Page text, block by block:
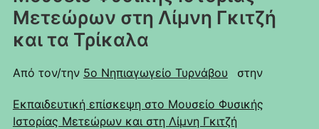
Μετεώρων στη Λίμνη Γκιτζή
και τα Τρίκαλα
Από τον/την 5ο Νηπιαγωγείο Τυρνάβου στην
Εκπαιδευτική επίσκεψη στο Μουσείο Φυσικής
Ιστορίας Μετεώρων και στη Λίμνη Γκιτζή